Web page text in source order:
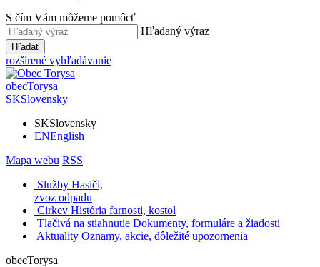
S čím Vám môžeme pomôcť
Hľadaný výraz
Hľadať
rozšírené vyhľadávanie
obecTorysa
SKSlovensky
SKSlovensky
ENEnglish
Mapa webu RSS
Služby Hasiči,
zvoz odpadu
Cirkev História farnosti, kostol
Tlačivá na stiahnutie Dokumenty, formuláre a žiadosti
Aktuality Oznamy, akcie, dôležité upozornenia
obecTorysa